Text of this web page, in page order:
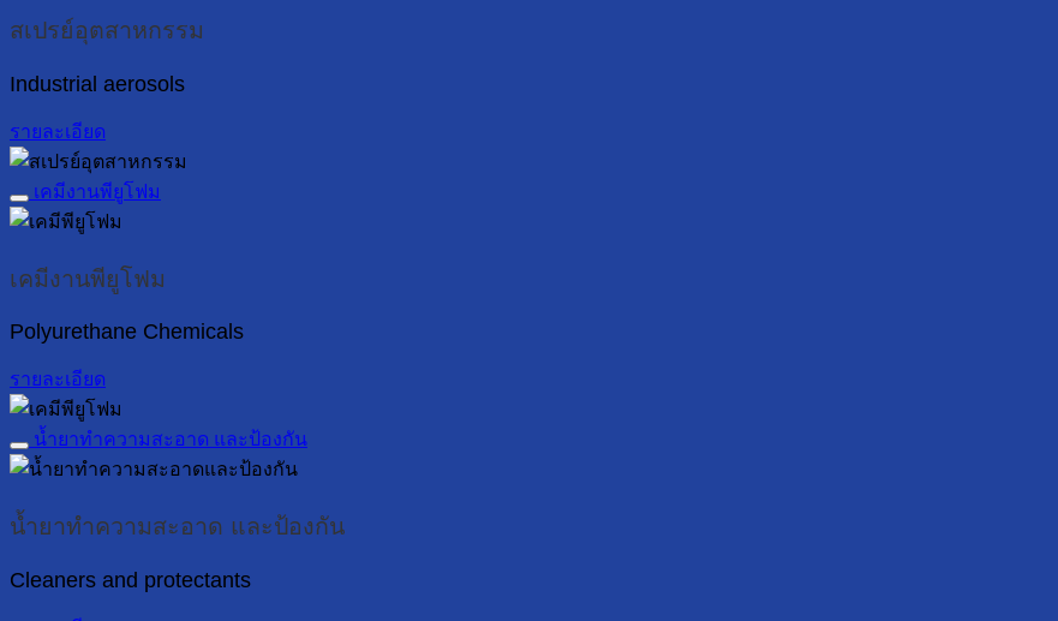
สเปรย์อุตสาหกรรม
Industrial aerosols
รายละเอียด
เคมีงานพียูโฟม
เคมีงานพียูโฟม
Polyurethane Chemicals
รายละเอียด
น้ำยาทำความสะอาด และป้องกัน
น้ำยาทำความสะอาด และป้องกัน
Cleaners and protectants